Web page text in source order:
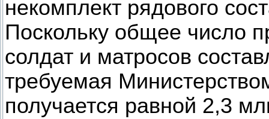
некомплект рядового
Поскольку общее число
солдат и матросов
требуемая
получается равной 2,3